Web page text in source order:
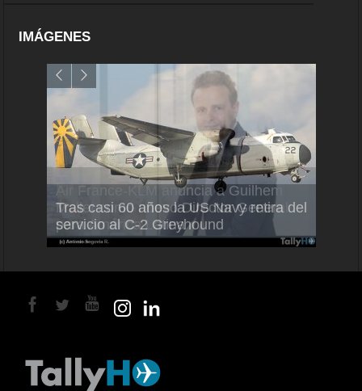
IMÁGENES
Tras casi 60 años la US Navy retira del
servicio al C-2 Greyhound
Air France-KLM anuncia a Guilhem
Mallet como nuevo Director General
para América Latina